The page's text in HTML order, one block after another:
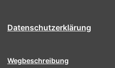
Datenschutzerklärung
Wegbeschreibung